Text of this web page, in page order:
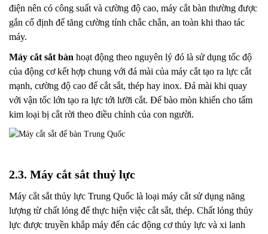
điện nên có công suất và cường độ cao, máy cắt bàn thường được
gắn cố định để tăng cường tính chắc chắn, an toàn khi thao tác
máy.
Máy cắt sắt bàn hoạt động theo nguyên lý đó là sử dụng tốc độ
của động cơ kết hợp chung với đá mài của máy cắt tạo ra lực cắt
mạnh, cường độ cao để cắt sắt, thép hay inox. Đá mài khi quay
với vận tốc lớn tạo ra lực tới lưỡi cắt. Để bào mòn khiến cho tấm
kim loại bị cắt rời theo điều chỉnh của con người.
2.3. Máy cắt sắt thuỷ lực
Máy cắt sắt thủy lực Trung Quốc là loại máy cắt sử dụng năng
lượng từ chất lỏng để thực hiện việc cắt sắt, thép. Chất lỏng thủy
lực được truyền khắp máy đến các động cơ thủy lực và xi lanh